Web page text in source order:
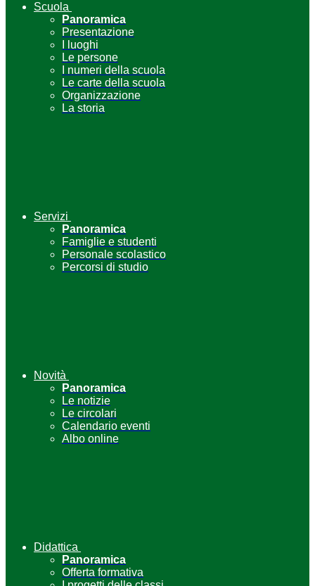
Scuola
Panoramica
Presentazione
I luoghi
Le persone
I numeri della scuola
Le carte della scuola
Organizzazione
La storia
Servizi
Panoramica
Famiglie e studenti
Personale scolastico
Percorsi di studio
Novità
Panoramica
Le notizie
Le circolari
Calendario eventi
Albo online
Didattica
Panoramica
Offerta formativa